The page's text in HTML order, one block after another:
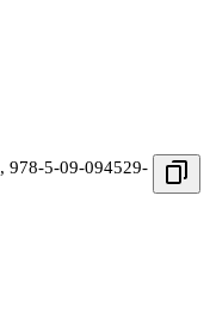
, 978-5-09-094529-